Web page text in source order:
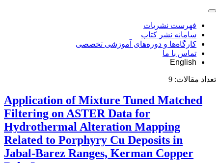
فهرست نشریات
سامانه نشر کتاب
کارگاه‌ها و دوره‌های آموزشی تخصصی
تماس با ما
English
تعداد مقالات: 9
Application of Mixture Tuned Matched
Filtering on ASTER Data for
Hydrothermal Alteration Mapping
Related to Porphyry Cu Deposits in
Jabal-Barez Ranges, Kerman Copper